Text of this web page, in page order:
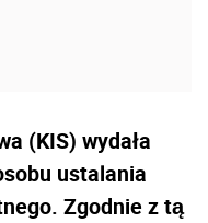
(KIS) wydała
ustalania
Zgodnie z tą